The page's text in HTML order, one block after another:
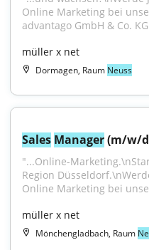
Online Marketing bei
advantago GmbH & Co.
müller x net
Dormagen, Raum Neuss
Sales Manager (m/w/
"...Online-
Region
Online Marketing bei
müller x net
Mönchengladbach, Raum